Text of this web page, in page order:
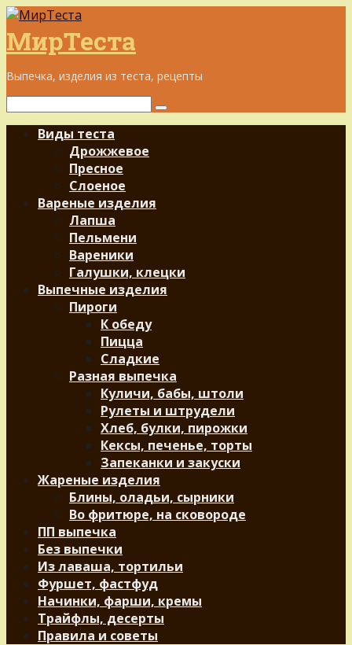
Перейти
к
контенту
МирТеста
Выпечка, изделия из теста, рецепты
Поиск:
Виды теста
Дрожжевое
Пресное
Слоеное
Вареные изделия
Лапша
Пельмени
Вареники
Галушки, клецки
Выпечные изделия
Пироги
К обеду
Пицца
Сладкие
Разная выпечка
Куличи, бабы, штоли
Рулеты и штрудели
Хлеб, булки, пирожки
Кексы, печенье, торты
Запеканки и закуски
Жареные изделия
Блины, оладьи, сырники
Во фритюре, на сковороде
ПП выпечка
Без выпечки
Из лаваша, тортильи
Фуршет, фастфуд
Начинки, фарши, кремы
Трайфлы, десерты
Правила и советы